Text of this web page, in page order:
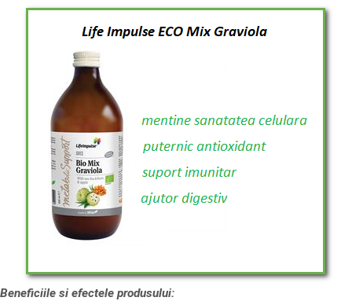
Beneficiile si efectele produsului: